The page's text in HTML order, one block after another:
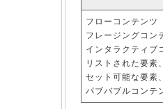
フローコンテンツ
フレージングコン
インタラクティブ
リストされた要素
セット可能な要素
パブバブルコンテ